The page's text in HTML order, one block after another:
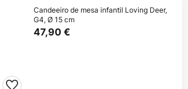
Candeeiro de mesa infantil Loving Deer,
G4, Ø 15 cm
47,90 €